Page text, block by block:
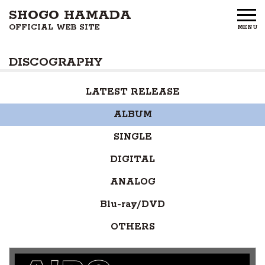
SHOGO HAMADA
OFFICIAL WEB SITE MENU
PROFILE
DISCOGRAPHY
GOODS
FAN CLUB
CONTACT US
DISCOGRAPHY
LATEST RELEASE
ALBUM
SINGLE
DIGITAL
ANALOG
Blu-ray/DVD
OTHERS